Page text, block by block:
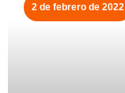
2 de febrero de 2022